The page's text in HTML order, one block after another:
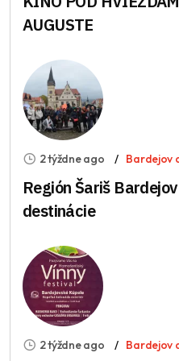
AUGUSTE
2 týždne ago Bardejov
Región Šariš
destinácie
2 týždne ago Bardejov